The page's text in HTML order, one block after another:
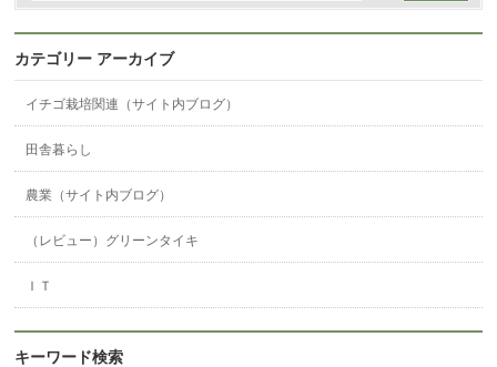
カテゴリー アーカイブ
イチゴ栽培関連（サイト内ブログ）
田舎暮らし
農業（サイト内ブログ）
（レビュー）グリーンタイキ
ＩＴ
キーワード検索